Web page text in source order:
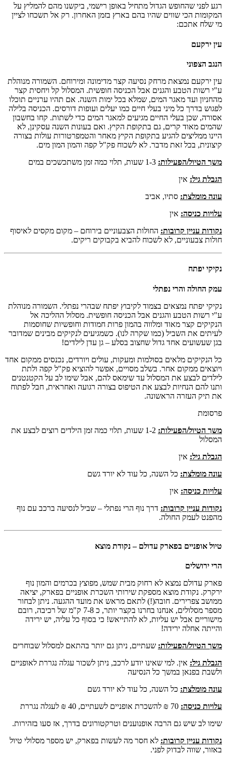
רגע לפני שהחופש הגדול מתחיל באופן רישמי, ביקשנו מהם להמליץ על
המקומות הכי שווים שהיו בהם בארץ בזמן האחרון. רק אל תשכחו לציין
מי שלח אתכם:
עין ירקעם
הנגב הצפוני
עין ירקעם נמצאת מרחק נסיעה קצר מדימונה ומירוחם. השמורה מנוהלת
ע"י רשות הטבע והגנים אבל הכניסה חופשית. המסלול קל ויחסית קצר
מהחניון ועד מאגר המים, שמלא בכל ימות השנה. אם תהיו ערניים תוכלו
לפגוש בדרך כל מיני בעלי חיים כמו יעלים ועופות דורסים. הכניסה בלילה
אסורה, שכן בעלי החיים מגיעים למאגר המים כדי לשתות. קחו בחשבון
שהמים מאוד קרים, גם בתקופת הקיץ. ואם בעונות השנה עסקינן, לא
היינו ממליצים להגיע בתקופת הקיץ מאחר והטמפרטורות עולות בצורה
קיצונית, בכל זאת מדבר. לא לשכוח פק"ל קפה והמון המון מים.
משך הטיול/הפעילות:
הגבלת גיל: אין
עונה מומלצת: סתיו, אביב
עלויות כניסה: אין
נקודות עניין קרובות: החולות הצבעוניים בירוחם – מקום מקסים לאיסוף
חולות צבעוניים, לא לשכוח להביא בקבוקים ריקים.
נקיקי יפתח
עמק החולה והרי נפתלי
נקיקי יפתח נמצאים בצמוד לקיבוץ יפתח שבהרי נפתלי. השמורה מנוהלת
ע"י רשות הטבע והגנים אבל הכניסה חופשית. מסלול ההליכה אל
הנקיקים קצר מאוד ומלווה בהמון פרות חמודות וחופשיות שחוסמות
לעיתים את השביל (כמו שקרה לנו). כשמגיעים לנקיקים מבינים שמדובר
בגן שעשועים אחד גדול שחצוב בסלע – גן עדן לילדים!
כל הנקיקים מלאים בסולמות ומעקות, עולים ויורדים, נכנסים ממקום אחד
ויוצאים ממקום אחר. בשלב מסויים, אפשר להוציא פק"ל קפה ולתת
לילדים לבצע את המסלול עד שימאס להם, אבל שימו לב על הקטנטנים
ותנו להם הנחיות לבצע את הטיפוס בצורה רגועה ואחראית, חבל לפתוח
את תיק העזרה הראשונה.
פרסומת
משך הטיול/הפעילות:
1-2 שעות, תלוי כמה זמן הילדים רוצים לבצע את
המסלול
הגבלת גיל: אין
עונה מומלצת: כל השנה, כל עוד לא יורד גשם
עלויות כניסה: אין
נקודות עניין קרובות: דרך נוף הרי נפתלי – שביל לנסיעה ברכב עם נוף
מהפנט לעמק החולה.
טיול אופניים בפארק עדולם – נקודת מוצא
הרי ירושלים
פארק עדולם נמצא לא רחוק מבית שמש, מפוצץ בכרמים והמון נוף
ירקרק. נקודת מוצא מספקת שירותי השכרת אופניים בפארק, יציאה
ממושב צפרירים. חובה(!) לתאם מראש את מועד ההגעה. ניתן לבחור
מספר מסלולים, אנחנו בחרנו בקצר יותר, כ 7-8 ק"מ של רכיבה, רובם
מישוריים אבל יש עליות, לא להתייאש! כי בסוף כל עליה, יש ירידה
והייתה אחלה ירידה!
משך הטיול/הפעילות: שעתיים, ניתן גם יותר בהתאם למסלול שבוחרים
הגבלת גיל: אין. למי שאינו יודע לרכב, ניתן לשכור עגלה נגררת לאופניים
ולשבת בפנאן במשך כל הנסיעה
עונה מומלצת: כל השנה, כל עוד לא יורד גשם
עלויות כניסה:
שימו לב שיש גם הרבה אופנוענים וטרקטורונים בדרך, אז סעו בזהירות.
נקודות עניין קרובות: לא חסר מה לעשות בפארק, יש מספר מסלולי טיול
באזור, שווה לבדוק לפני.